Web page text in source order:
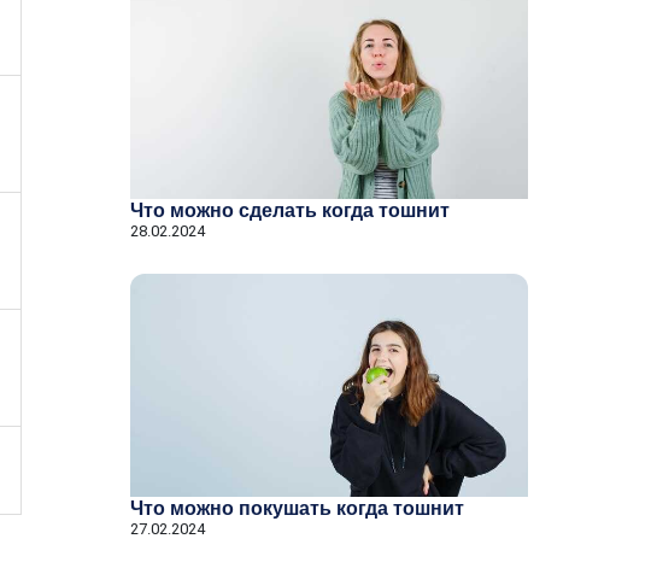
Что можно сделать когда тошнит
28.02.2024
Что можно покушать когда тошнит
27.02.2024